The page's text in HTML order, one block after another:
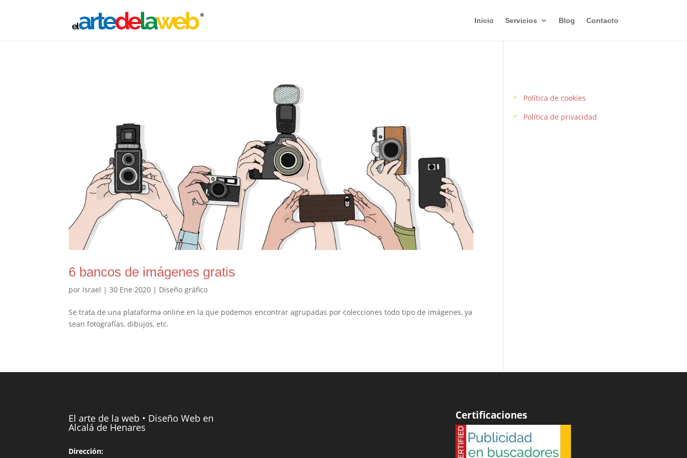
Inicio Servicios Blog Contacto
6 bancos de imágenes gratis
por Israel |30 Ene 2020 | Diseño gráfico
Se trata de una plataforma online en la que podemos encontrar agrupadas por colecciones todo tipo de imágenes, ya
sean fotografías, dibujos, etc.
Política de cookies
Política de privacidad
El arte de la web • Diseño Web en
Alcalá de Henares
Dirección:
Certificaciones